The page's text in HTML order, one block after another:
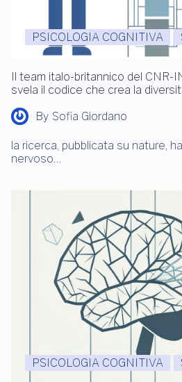
PSICOLOGIA COGNITIVA
Il team italo-britannico del CNR-
svela il codice che crea la
By Sofia Giordano
la ricerca, pubblicata su nature,
nervoso…
PSICOLOGIA COGNITIVA